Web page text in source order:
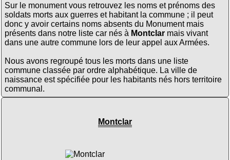
Sur le monument vous retrouvez les noms et prénoms des
soldats morts aux guerres et habitant la commune ; il peut
donc y avoir certains noms absents du Monument mais
présents dans notre liste car nés à Montclarmais vivant
dans une autre commune lors de leur appel aux Armées.
Nous avons regroupé tous les morts dans une liste
commune classée par ordre alphabétique. La ville de
naissance est spécifiée pour les habitants nés hors territoire
communal.
Montclar